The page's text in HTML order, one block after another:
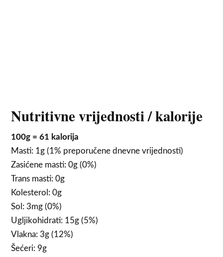
Nutritivne vrijednosti / kalorije
100g = 61 kalorija
Masti: 1g (1% preporučene dnevne vrijednosti)
Zasićene masti: 0g (0%)
Trans masti: 0g
Kolesterol: 0g
Sol: 3mg (0%)
Ugljikohidrati: 15g (5%)
Vlakna: 3g (12%)
Šećeri: 9g